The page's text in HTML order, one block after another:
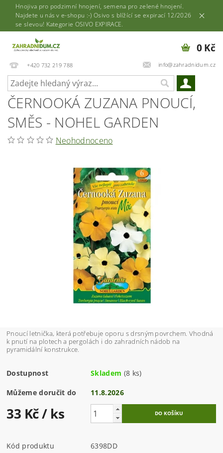
Hnojiva pro podzimní hnojení, semena pro zelené hnojení.
Najdete u nás v e-shopu :-) Osivo s blížící se expirací 12/2026
se slevou! Kategorie OSIVO EXPIRACE.
+420 732 219 788 info@zahradnidum.cz
0 Kč
ČERNOOKÁ ZUZANA PNOUCÍ,
SMĚS - NOHEL GARDEN
Neohodnoceno
Pnoucí letnička, která potřebuje oporu s drsným povrchem. Vhodná
k pnutí na plotech a pergolách i do zahradních nádob na
pyramidální konstrukce.
Dostupnost Skladem (8 ks)
Můžeme doručit do 11.8.2026
33 Kč/ ks
Kód produktu
6398DD